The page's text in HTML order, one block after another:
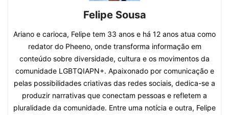
Felipe Sousa
Ariano e carioca, Felipe tem 33 anos e há 12 anos atua como
redator do Pheeno, onde transforma informação em
conteúdo sobre diversidade, cultura e os movimentos da
comunidade LGBTQIAPN+. Apaixonado por comunicação e
pelas possibilidades criativas das redes sociais, dedica-se a
produzir narrativas que conectam pessoas e refletem a
pluralidade da comunidade. Entre uma notícia e outra, Felipe